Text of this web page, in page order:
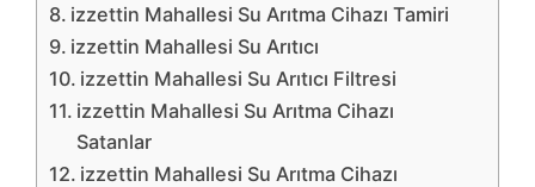
izzettin Mahallesi Su Arıtma Cihazı Tamiri
izzettin Mahallesi Su Arıtıcı
izzettin Mahallesi Su Arıtıcı Filtresi
izzettin Mahallesi Su Arıtma Cihazı
Satanlar
izzettin Mahallesi Su Arıtma Cihazı